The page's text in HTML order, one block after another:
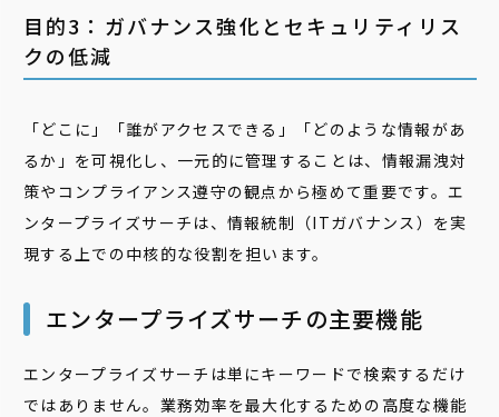
目的3：ガバナンス強化とセキュリティリス
クの低減
「どこに」「誰がアクセスできる」「どのような情報があ
るか」を可視化し、一元的に管理することは、情報漏洩対
策やコンプライアンス遵守の観点から極めて重要です。エ
ンタープライズサーチは、情報統制（ITガバナンス）を実
現する上での中核的な役割を担います。
エンタープライズサーチの主要機能
エンタープライズサーチは単にキーワードで検索するだけ
ではありません。業務効率を最大化するための高度な機能